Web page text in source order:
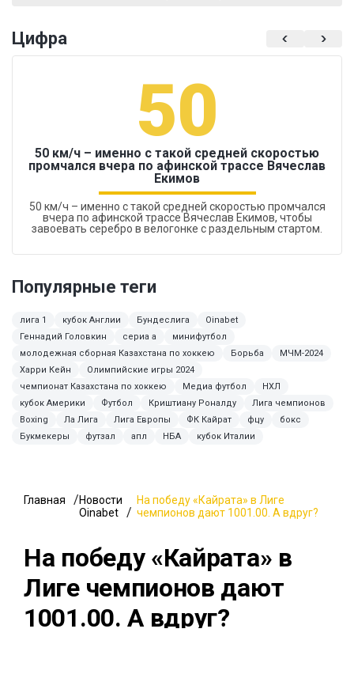
Цифра
50
50 км/ч – именно с такой средней скоростью
промчался вчера по афинской трассе Вячеслав
Екимов
50 км/ч – именно с такой средней скоростью промчался
вчера по афинской трассе Вячеслав Екимов, чтобы
завоевать серебро в велогонке с раздельным стартом.
Популярные теги
лига 1 кубок Англии Бундеслига
Oinabet
Геннадий Головкин
сериа а
минифутбол
молодежная сборная Казахстана по хоккею
Борьба
МЧМ-2024
Харри Кейн
Олимпийские игры 2024
чемпионат Казахстана по хоккею
Медиа футбол
НХЛ
кубок Америки
Футбол Криштиану Роналду
Лига чемпионов
Boxing
Ла Лига Лига Европы ФК Кайрат фцу
бокс
Букмекеры
футзал апл НБА кубок Италии
Главная
Новости
Oinabet
На победу «Кайрата» в Лиге
чемпионов дают 1001.00. А вдруг?
На победу «Кайрата» в
Лиге чемпионов дают
1001.00. А вдруг?